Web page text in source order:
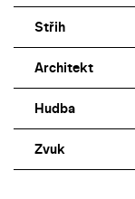
Střih
Architekt
Hudba
Zvuk